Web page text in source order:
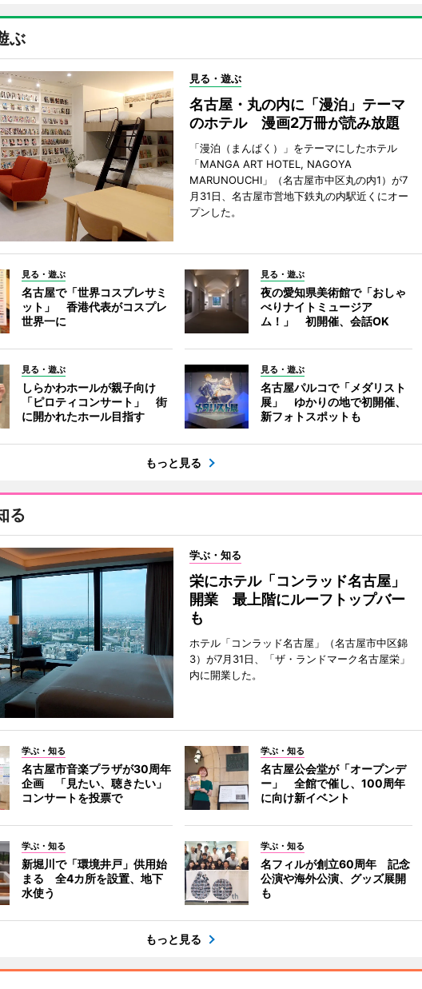
ぶ
見る・遊ぶ
名古屋・丸の内に「漫泊」テーマ
のホテル 漫画2万冊が読み放題
「漫泊（まんぱく）」をテーマにしたホテル
「MANGA ART HOTEL, NAGOYA
MARUNOUCHI」（名古屋市中区丸の内1）が7
月31日、名古屋市営地下鉄丸の内駅近くにオー
プンした。
見る・遊ぶ
名古屋で「世界コスプレサミ
ット」 香港代表がコスプレ
世界一に
見る・遊ぶ
夜の愛知県美術館で「おしゃ
べりナイトミュージア
ム！」 初開催、会話OK
見る・遊ぶ
しらかわホールが親子向け
「ピロティコンサート」 街
に開かれたホール目指す
見る・遊ぶ
名古屋パルコで「メダリスト
展」 ゆかりの地で初開催、
新フォトスポットも
もっと見る
る
学ぶ・知る
栄にホテル「コンラッド名古屋」
開業 最上階にルーフトップバー
も
ホテル「コンラッド名古屋」（名古屋市中区錦
3）が7月31日、「ザ・ランドマーク名古屋栄」
内に開業した。
学ぶ・知る
名古屋市音楽プラザが30周年
企画 「見たい、聴きたい」
コンサートを投票で
学ぶ・知る
名古屋公会堂が「オープンデ
ー」 全館で催し、100周年
に向け新イベント
学ぶ・知る
新堀川で「環境井戸」供用始
まる 全4カ所を設置、地下
水使う
学ぶ・知る
名フィルが創立60周年 記念
公演や海外公演、グッズ展開
も
もっと見る